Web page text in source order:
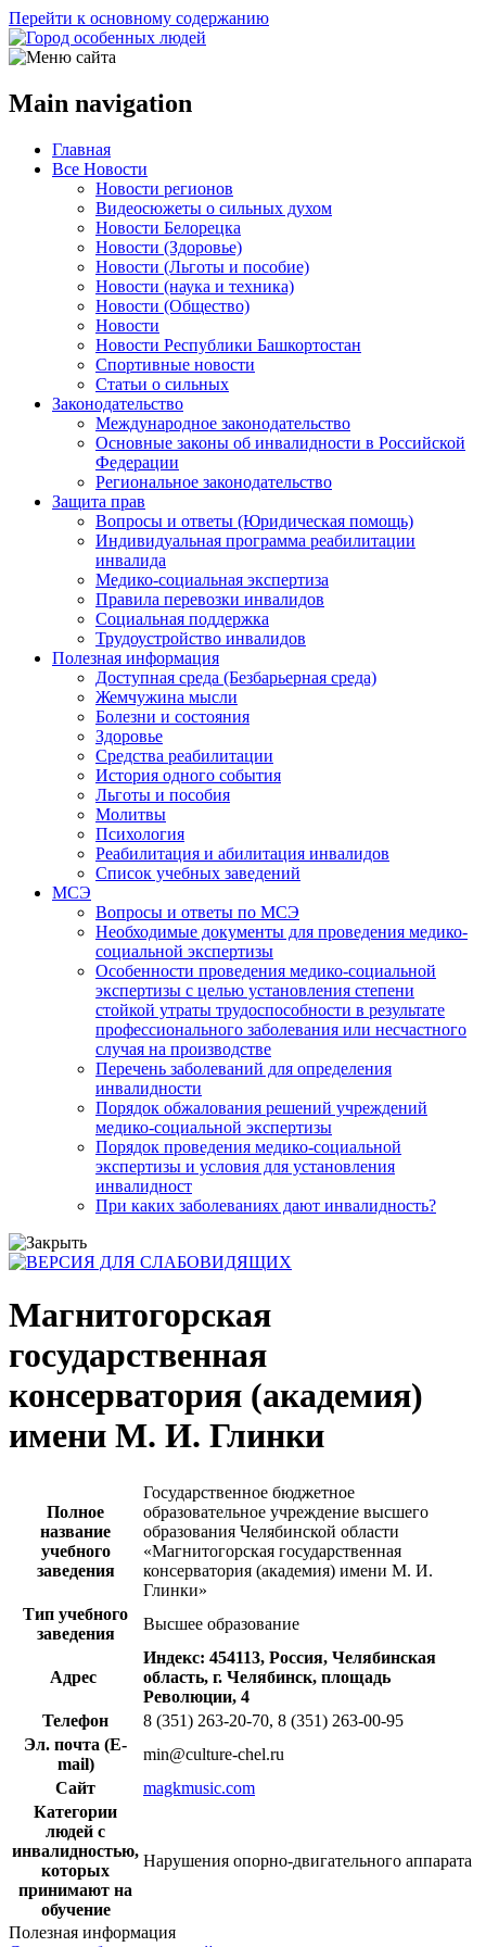
Перейти к основному содержанию
Main navigation
Главная
Все Новости
Новости регионов
Видеосюжеты о сильных духом
Новости Белорецка
Новости (Здоровье)
Новости (Льготы и пособие)
Новости (наука и техника)
Новости (Общество)
Новости
Новости Республики Башкортостан
Спортивные новости
Статьи о сильных
Законодательство
Международное законодательство
Основные законы об инвалидности в Российской
Федерации
Региональное законодательство
Защита прав
Вопросы и ответы (Юридическая помощь)
Индивидуальная программа реабилитации
инвалида
Медико-социальная экспертиза
Правила перевозки инвалидов
Социальная поддержка
Трудоустройство инвалидов
Полезная информация
Доступная среда (Безбарьерная среда)
Жемчужина мысли
Болезни и состояния
Здоровье
Средства реабилитации
История одного события
Льготы и пособия
Молитвы
Психология
Реабилитация и абилитация инвалидов
Список учебных заведений
МСЭ
Вопросы и ответы по МСЭ
Необходимые документы для проведения медико-
социальной экспертизы
Особенности проведения медико-социальной
экспертизы с целью установления степени
стойкой утраты трудоспособности в результате
профессионального заболевания или несчастного
случая на производстве
Перечень заболеваний для определения
инвалидности
Порядок обжалования решений учреждений
медико-социальной экспертизы
Порядок проведения медико-социальной
экспертизы и условия для установления
инвалидност
При каких заболеваниях дают инвалидность?
Магнитогорская
государственная
консерватория (академия)
имени М. И. Глинки
Полное
название
учебного
заведения
Государственное бюджетное
образовательное учреждение высшего
образования Челябинской области
«Магнитогорская государственная
консерватория (академия) имени М. И.
Глинки»
Тип учебного
заведения
Высшее образование
Адрес
Индекс: 454113, Россия, Челябинская
область, г. Челябинск, площадь
Революции, 4
Телефон
8 (351) 263-20-70, 8 (351) 263-00-95
Эл. почта (E-
mail)
min@culture-chel.ru
Сайт
magkmusic.com
Категории
людей с
инвалидностью,
которых
принимают на
обучение
Нарушения опорно-двигательного аппарата
Полезная информация